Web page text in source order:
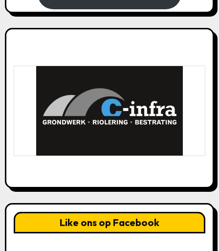
Like ons op Facebook